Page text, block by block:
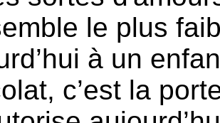
le plus
à un
c’est la